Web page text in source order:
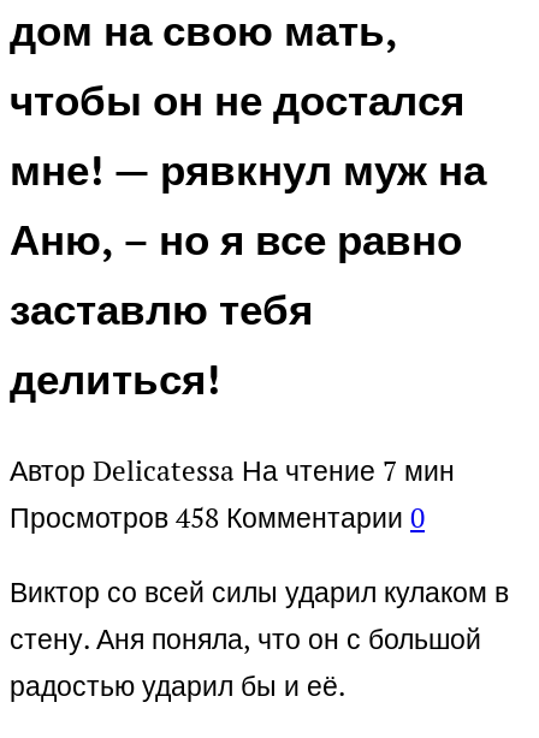
дом на свою мать,
чтобы он не достался
мне! — рявкнул муж на
Аню, – но я все равно
заставлю тебя
делиться!
Автор Delicatessa На чтение 7 мин
Просмотров458 Комментарии 0
Виктор со всей силы ударил кулаком в
стену. Аня поняла, что он с большой
радостью ударил бы и её.